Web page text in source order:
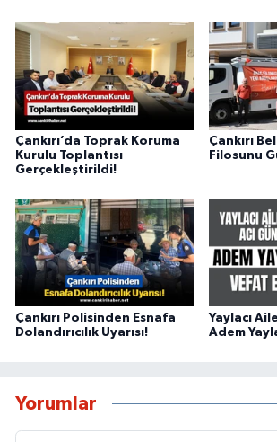
Çankırı’da Toprak Koruma
Kurulu Toplantısı
Gerçekleştirildi!
Çankırı
Filosunu
Çankırı Polisinden Esnafa
Dolandırıcılık Uyarısı!
Yaylacı
Adem
Yorumlar